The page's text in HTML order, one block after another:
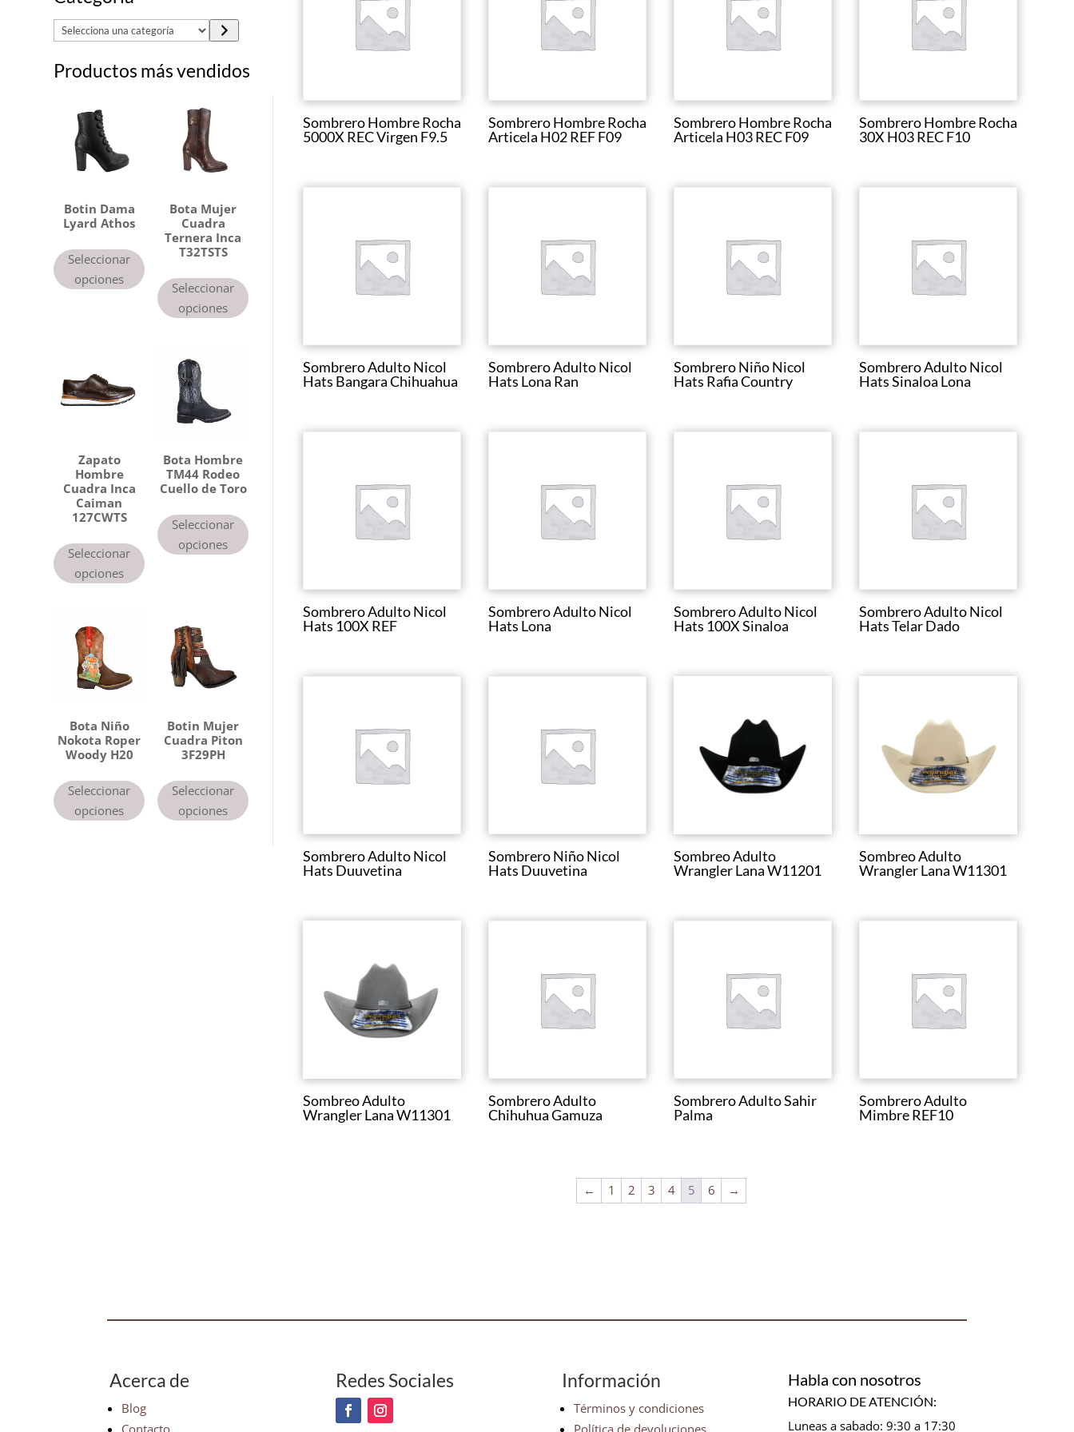
l
a
c
Productos más vendidos
Botin Dama
Lyard Athos
Seleccionar
opciones
Bota Mujer
Cuadra
Ternera Inca
T32TSTS
Seleccionar
opciones
Zapato
Hombre
Cuadra Inca
Caiman
127CWTS
Seleccionar
opciones
Bota Hombre
TM44 Rodeo
Cuello de Toro
Seleccionar
opciones
Bota Niño
Nokota Roper
Woody H20
Seleccionar
opciones
Botin Mujer
Cuadra Piton
3F29PH
Seleccionar
opciones
Sombrero Hombre Rocha
5000X REC Virgen F9.5
Sombrero Hombre Rocha
Articela H02 REF F09
Sombrero Hombre Rocha
Articela H03 REC F09
Sombrero Hombre Rocha
30X H03 REC F10
Sombrero Adulto Nicol
Hats Bangara Chihuahua
Sombrero Adulto Nicol
Hats Lona Ran
Sombrero Niño Nicol
Hats Rafia Country
Sombrero Adulto Nicol
Hats Sinaloa Lona
Sombrero Adulto Nicol
Hats 100X REF
Sombrero Adulto Nicol
Hats Lona
Sombrero Adulto Nicol
Hats 100X Sinaloa
Sombrero Adulto Nicol
Hats Telar Dado
Sombrero Adulto Nicol
Hats Duuvetina
Sombrero Niño Nicol
Hats Duuvetina
Sombreo Adulto
Wrangler Lana W11201
Sombreo Adulto
Wrangler Lana W11301
Sombreo Adulto
Wrangler Lana W11301
Sombrero Adulto
Chihuhua Gamuza
Sombrero Adulto Sahir
Palma
Sombrero Adulto
Mimbre REF10
← 1 2 3 4 5 6 →
Acerca de
Blog
Redes Sociales Información
Términos y condiciones
Habla con nosotros
HORARIO DE ATENCIÓN:
Luneas a sabado: 9:30 a 17:30